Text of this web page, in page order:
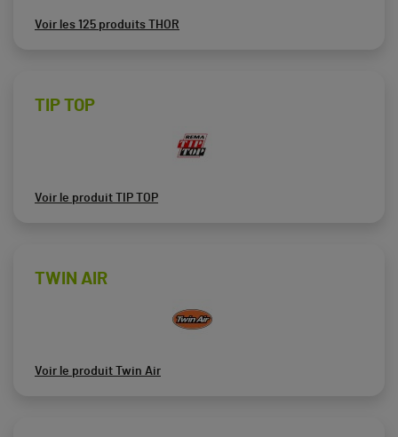
Voir les 125 produits THOR
TIP TOP
Voir le produit TIP TOP
TWIN AIR
Voir le produit Twin Air